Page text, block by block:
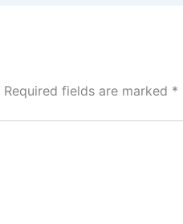
Required fields are marked *